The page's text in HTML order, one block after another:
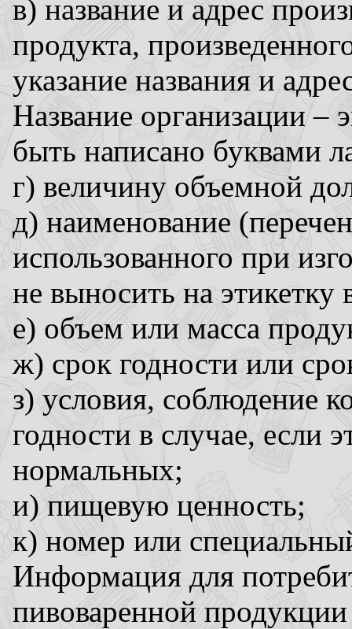
в) название и адрес
продукта,
указание названия и
Название организации –
быть написано буквами
г) величину объемной
д) наименование
использованного при
не выносить на этикетку
е) объем или масса
ж) срок годности или
з) условия, соблюдение
годности в случае, если
нормальных;
и) пищевую ценность;
к) номер или
Информация для
пивоваренной